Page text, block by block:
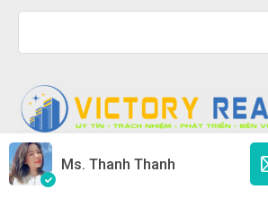
Copyright © 2020 - 2026 Bán nhà Đà
Ms. Thanh Thanh